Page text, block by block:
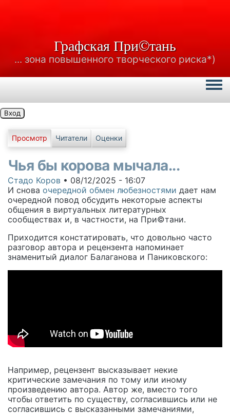
Графская При©тань
... зона повышенного творческого риска*)
Вход
Главные вкладки
Просмотр Читатели Оценки
Чья бы корова мычала...
Стадо Коров • 08/12/2025 - 16:07
И снова очередной обмен любезностями дает нам
очередной повод обсудить некоторые аспекты
общения в виртуальных литературных
сообществах и, в частности, на При©тани.
Приходится констатировать, что довольно часто
разговор автора и рецензента напоминает
знаменитый диалог Балаганова и Паниковского:
Например, рецензент высказывает некие
критические замечания по тому или иному
произведению автора. Автор же, вместо того
чтобы ответить по существу, согласившись или не
согласившись с высказанными замечаниями,